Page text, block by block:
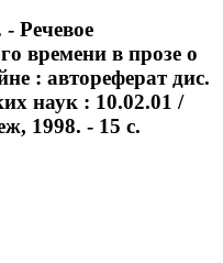
Речевое
времени в прозе о
: автореферат дис.
наук : 10.02.01 /
1998. - 15 с.